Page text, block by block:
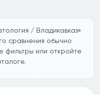
/ Владикавказ»
сравнения обычно
фильтры или откройте